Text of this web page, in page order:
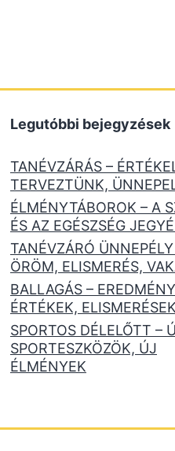
Legutóbbi bejegyzések
TANÉVZÁRÁS –
TERVEZTÜNK,
ÉLMÉNYTÁBOROK – A
ÉS AZ EGÉSZSÉG
TANÉVZÁRÓ
ÖRÖM, ELISMERÉS,
BALLAGÁS –
ÉRTÉKEK, ELISMERÉSEK
SPORTOS DÉLELŐTT –
SPORTESZKÖZÖK, ÚJ
ÉLMÉNYEK